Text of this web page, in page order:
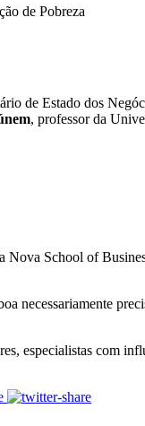
de Pobreza
de Estado dos
, professor da
Nova School of
necessariamente
especialistas com